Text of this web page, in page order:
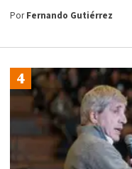
PorFernando Gutiérrez